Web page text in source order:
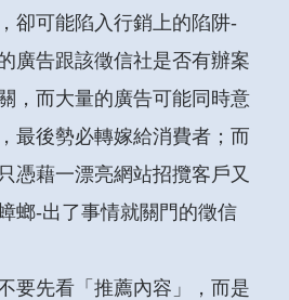
卻可能陷入行銷上的陷阱-
廣告跟該徵信社是否有辦案
，而大量的廣告可能同時意
最後勢必轉嫁給消費者；而
憑藉一漂亮網站招攬客戶又
螂-出了事情就關門的徵信
要先看「推薦內容」，而是